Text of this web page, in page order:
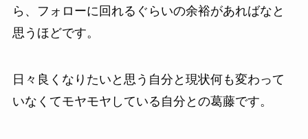
ら、フォローに回れるぐらいの余裕があればなと
思うほどです。
日々良くなりたいと思う自分と現状何も変わって
いなくてモヤモヤしている自分との葛藤です。